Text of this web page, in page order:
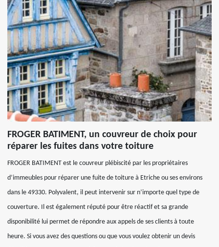
FROGER BATIMENT, un couvreur de choix pour
réparer les fuites dans votre toiture
FROGER BATIMENT est le couvreur plébiscité par les propriétaires
d’immeubles pour réparer une fuite de toiture à Etriche ou ses environs
dans le 49330. Polyvalent, il peut intervenir sur n’importe quel type de
couverture. Il est également réputé pour être réactif et sa grande
disponibilité lui permet de répondre aux appels de ses clients à toute
heure. Si vous avez des questions ou que vous voulez obtenir un devis